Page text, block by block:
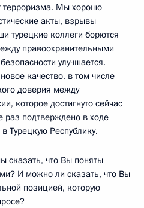
терроризма. Мы хорошо
акты, взрывы
турецкие коллеги борются
правоохранительными
улучшается.
качество, в том числе
доверия между
которое достигнуто сейчас
раз подтверждено в ходе
Турецкую Республику.
сказать, что Вы поняты
И можно ли сказать, что Вы
позицией, которую